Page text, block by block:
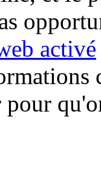
activé